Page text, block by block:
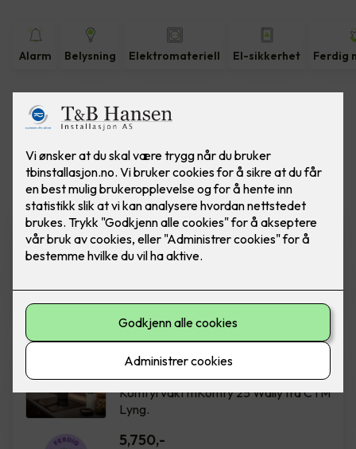
Alarm Belysning Elektromateriell El-sikkerhet Ferdig
Vis flerefiltre
Rehabilitering av sikringsskap
Ferdig montert rehab sikringsskap m/
18,800,-
m/trådløs sensor
Komfyrvakt mKomfy 25 Wally fra CTM
Lyng.
5,750,-